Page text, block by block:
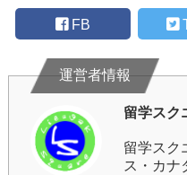
FB
留学スク
留学スク
ス・カナ